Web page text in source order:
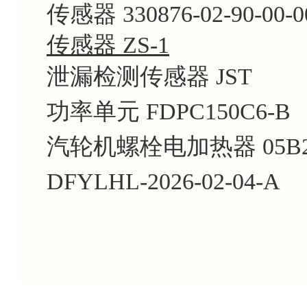
传感器 330876-02-90-00-
传感器 ZS-1
泄漏检测传感器 JST
功率单元 FDPC150C6-B
汽轮机螺栓电加热器
DFYLHL-2026-02-04-A